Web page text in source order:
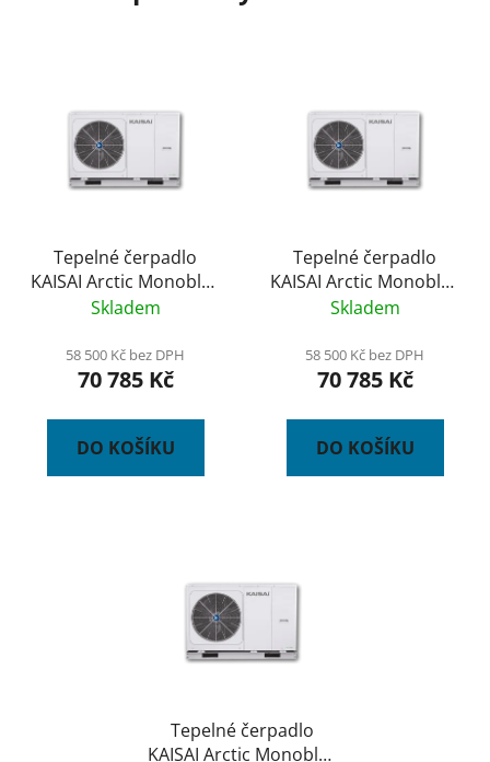
Tepelné čerpadlo
KAISAI Arctic Monoblok
12 kW R32 A+++
Skladem
58 500 Kč bez DPH
70 785 Kč
DO KOŠÍKU
Tepelné čerpadlo
KAISAI Arctic Monoblok
14 kW R32 A+++
Skladem
58 500 Kč bez DPH
70 785 Kč
DO KOŠÍKU
Tepelné čerpadlo
KAISAI Arctic Monoblok